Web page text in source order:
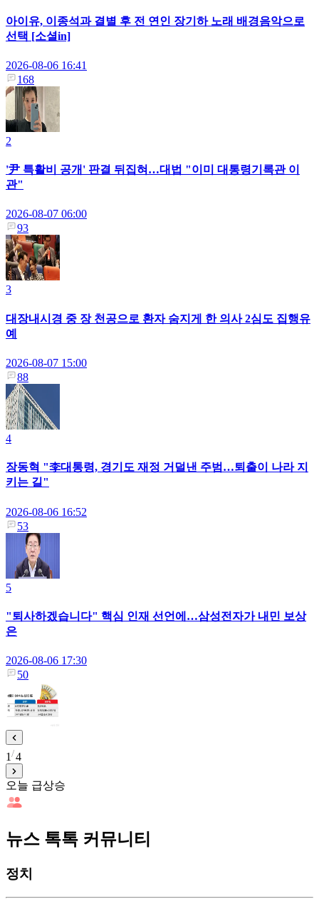
아이유, 이종석과 결별 후 전 연인 장기하 노래 배경음악으로
선택 [소셜in]
2026-08-06 16:41
168
2
'尹 특활비 공개' 판결 뒤집혀…대법 "이미 대통령기록관 이
관"
2026-08-07 06:00
93
3
대장내시경 중 장 천공으로 환자 숨지게 한 의사 2심도 집행유
예
2026-08-07 15:00
88
4
장동혁 "李대통령, 경기도 재정 거덜낸 주범…퇴출이 나라 지
키는 길"
2026-08-06 16:52
53
5
"퇴사하겠습니다" 핵심 인재 선언에…삼성전자가 내민 보상
은
2026-08-06 17:30
50
1 4
오늘 급상승
뉴스 톡톡 커뮤니티
정치